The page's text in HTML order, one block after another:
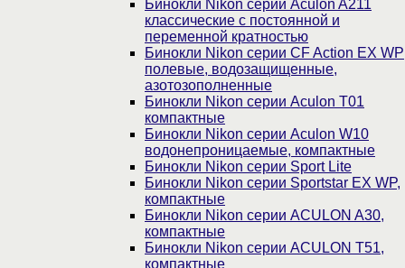
Бинокли Nikon серии Aculon A211
классические с постоянной и
переменной кратностью
Бинокли Nikon серии СF Action EX WP
полевые, водозащищенные,
азотозополненные
Бинокли Nikon серии Aculon T01
компактные
Бинокли Nikon серии Aculon W10
водонепроницаемые, компактные
Бинокли Nikon серии Sport Lite
Бинокли Nikon серии Sportstar EX WP,
компактные
Бинокли Nikon серии ACULON A30,
компактные
Бинокли Nikon серии ACULON Т51,
компактные